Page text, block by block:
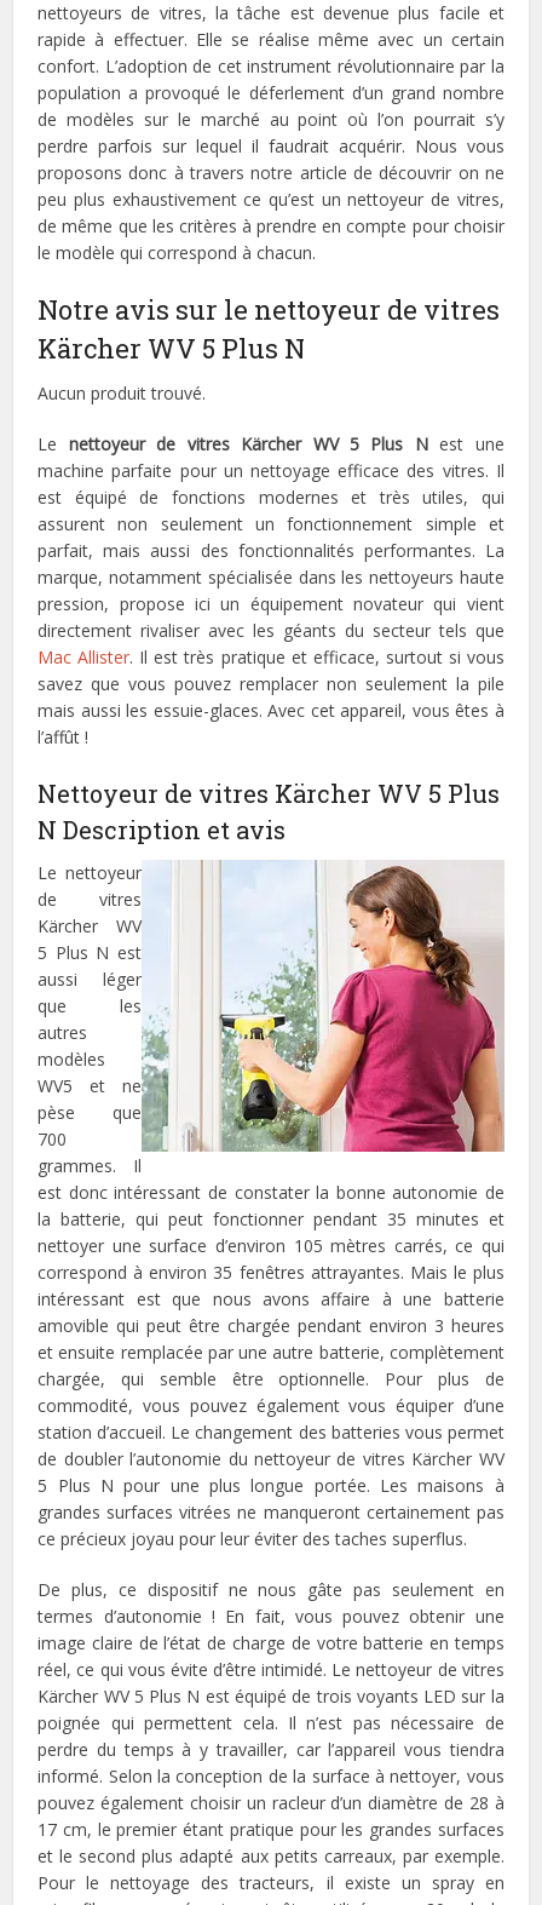
nettoyeurs de vitres, la tâche est devenue plus facile et
rapide à effectuer. Elle se réalise même avec un certain
confort. L’adoption de cet instrument révolutionnaire par la
population a provoqué le déferlement d’un grand nombre
de modèles sur le marché au point où l’on pourrait s’y
perdre parfois sur lequel il faudrait acquérir. Nous vous
proposons donc à travers notre article de découvrir on ne
peu plus exhaustivement ce qu’est un nettoyeur de vitres,
de même que les critères à prendre en compte pour choisir
le modèle qui correspond à chacun.
Notre avis sur le nettoyeur de vitres
Kärcher WV 5 Plus N
Aucun produit trouvé.
Le nettoyeur de vitres Kärcher WV 5 Plus Nest une
machine parfaite pour un nettoyage efficace des vitres. Il
est équipé de fonctions modernes et très utiles, qui
assurent non seulement un fonctionnement simple et
parfait, mais aussi des fonctionnalités performantes. La
marque, notamment spécialisée dans les nettoyeurs haute
pression, propose ici un équipement novateur qui vient
directement rivaliser avec les géants du secteur tels que
Mac Allister. Il est très pratique et efficace, surtout si vous
savez que vous pouvez remplacer non seulement la pile
mais aussi les essuie-glaces. Avec cet appareil, vous êtes à
l’affût !
Nettoyeur de vitres Kärcher WV 5 Plus
N Description et avis
Le nettoyeur
de vitres
Kärcher WV
5 Plus N est
aussi léger
que les
autres
modèles
WV5 et ne
pèse que
700
grammes. Il
est donc intéressant de constater la bonne autonomie de
la batterie, qui peut fonctionner pendant 35 minutes et
nettoyer une surface d’environ 105 mètres carrés, ce qui
correspond à environ 35 fenêtres attrayantes. Mais le plus
intéressant est que nous avons affaire à une batterie
amovible qui peut être chargée pendant environ 3 heures
et ensuite remplacée par une autre batterie, complètement
chargée, qui semble être optionnelle. Pour plus de
commodité, vous pouvez également vous équiper d’une
station d’accueil. Le changement des batteries vous permet
de doubler l’autonomie du nettoyeur de vitres Kärcher WV
5 Plus N pour une plus longue portée. Les maisons à
grandes surfaces vitrées ne manqueront certainement pas
ce précieux joyau pour leur éviter des taches superflus.
De plus, ce dispositif ne nous gâte pas seulement en
termes d’autonomie ! En fait, vous pouvez obtenir une
image claire de l’état de charge de votre batterie en temps
réel, ce qui vous évite d’être intimidé. Le nettoyeur de vitres
Kärcher WV 5 Plus N est équipé de trois voyants LED sur la
poignée qui permettent cela. Il n’est pas nécessaire de
perdre du temps à y travailler, car l’appareil vous tiendra
informé. Selon la conception de la surface à nettoyer, vous
pouvez également choisir un racleur d’un diamètre de 28 à
17 cm, le premier étant pratique pour les grandes surfaces
et le second plus adapté aux petits carreaux, par exemple.
Pour le nettoyage des tracteurs, il existe un spray en